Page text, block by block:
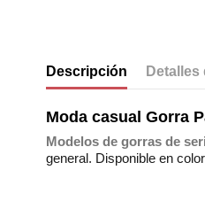
Descripción
Moda casual Gorra
Modelos de gorras de
general. Disponible en